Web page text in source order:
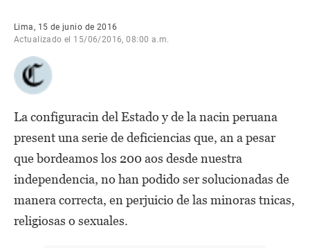
Lima, 15 de junio de 2016
Actualizado el 15/06/2016, 08:00 a.m.
La configuracin del Estado y de la nacin peruana
present una serie de deficiencias que, an a pesar
que bordeamos los 200 aos desde nuestra
independencia, no han podido ser solucionadas de
manera correcta, en perjuicio de las minoras tnicas,
religiosas o sexuales.